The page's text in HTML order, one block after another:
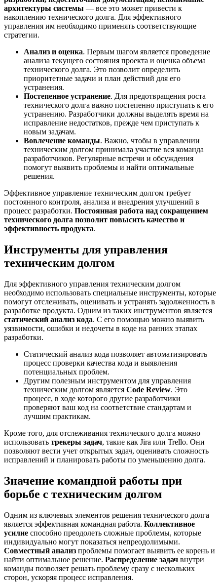
архитектуры системы — все это может привести к
накоплению технического долга. Для эффективного
управления им необходимо применять соответствующие
стратегии.
Анализ и оценка. Первым шагом является проведение
анализа текущего состояния проекта и оценка объема
технического долга. Это позволит определить
приоритетные задачи и план действий для его
устранения.
Постепенное устранение. Для предотвращения роста
технического долга важно постепенно приступать к его
устранению. Разработчики должны выделять время на
исправление недостатков, прежде чем приступать к
новым задачам.
Вовлечение команды. Важно, чтобы в управлении
техническим долгом принимала участие вся команда
разработчиков. Регулярные встречи и обсуждения
помогут выявить проблемы и найти оптимальные
решения.
Эффективное управление техническим долгом требует
постоянного контроля, анализа и внедрения улучшений в
процесс разработки. Постоянная работа над сокращением
технического долга позволит повысить качество и
эффективность продукта.
Инструменты для управления
техническим долгом
Для эффективного управления техническим долгом
необходимо использовать специальные инструменты, которые
помогут отслеживать, оценивать и устранять задолженность в
разработке продукта. Одним из таких инструментов является
статический анализ кода. С его помощью можно выявить
уязвимости, ошибки и недочеты в коде на ранних этапах
разработки.
Статический анализ кода позволяет автоматизировать
процесс проверки качества кода и выявления
потенциальных проблем.
Другим полезным инструментом для управления
техническим долгом является Code Review. Это
процесс, в ходе которого другие разработчики
проверяют ваш код на соответствие стандартам и
лучшим практикам.
Кроме того, для отслеживания технического долга можно
использовать трекеры задач, такие как Jira или Trello. Они
позволяют вести учет открытых задач, оценивать сложность
исправлений и планировать работы по уменьшению долга.
Значение командной работы при
борьбе с техническим долгом
Одним из ключевых элементов решения технического долга
является эффективная командная работа. Коллективное
усилие способно преодолеть сложные проблемы, которые
индивидуально могут показаться непреодолимыми.
Совместный анализ проблемы помогает выявить ее корень и
найти оптимальное решение. Распределение задач внутри
команды позволяет решать проблему сразу с нескольких
сторон, ускоряя процесс исправления.